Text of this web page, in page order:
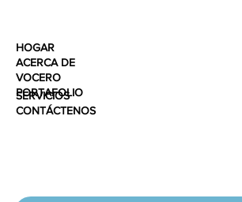
HOGAR
ACERCA DE
VOCERO
PORTAFOLIO
SERVICIOS
CONTÁCTENOS